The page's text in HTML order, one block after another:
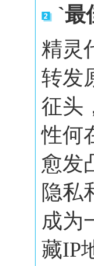
`最
精灵
转发
征头
性何
愈发
隐私
成为
藏IP